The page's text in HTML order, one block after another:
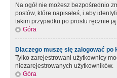
Na ogół nie możesz bezpośrednio
postów, które napisałeś, i aby
takim przypadku po prostu ręcznie
Góra
Dlaczego muszę się zalogować
Tylko zarejestrowani użytkownicy
niezarejestrowanych użytkowników.
Góra